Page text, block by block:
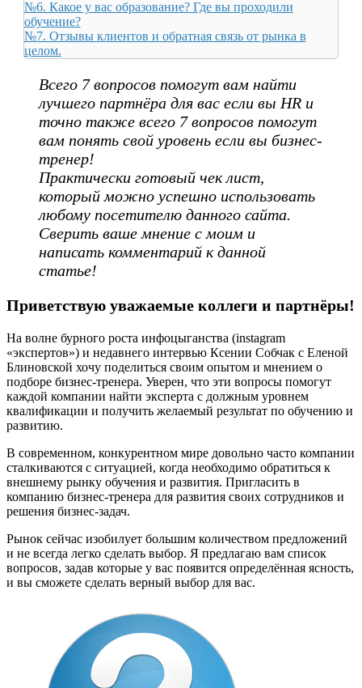
№6. Какое у вас образование? Где вы проходили
обучение?
№7. Отзывы клиентов и обратная связь от рынка в
целом.
Всего 7 вопросов помогут вам найти
лучшего партнёра для вас если вы HR и
точно также всего 7 вопросов помогут
вам понять свой уровень если вы бизнес-
тренер!
Практически готовый чек лист,
который можно успешно использовать
любому посетителю данного сайта.
Сверить ваше мнение с моим и
написать комментарий к данной
статье!
Приветствую уважаемые коллеги и партнёры!
На волне бурного роста инфоцыганства (instagram
«экспертов») и недавнего интервью Ксении Собчак с Еленой
Блиновской хочу поделиться своим опытом и мнением о
подборе бизнес-тренера. Уверен, что эти вопросы помогут
каждой компании найти эксперта с должным уровнем
квалификации и получить желаемый результат по обучению и
развитию.
В современном, конкурентном мире довольно часто компании
сталкиваются с ситуацией, когда необходимо обратиться к
внешнему рынку обучения и развития. Пригласить в
компанию бизнес-тренера для развития своих сотрудников и
решения бизнес-задач.
Рынок сейчас изобилует большим количеством предложений
и не всегда легко сделать выбор. Я предлагаю вам список
вопросов, задав которые у вас появится определённая ясность,
и вы сможете сделать верный выбор для вас.